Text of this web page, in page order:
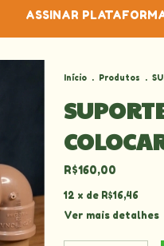
ASSINAR
Início . Produtos .
R$160,00
12 x de R$16,46
Ver mais detalhes